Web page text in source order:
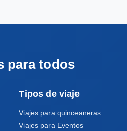
para todos
Tipos de viaje
Viajes para quinceaneras
Viajes para Eventos